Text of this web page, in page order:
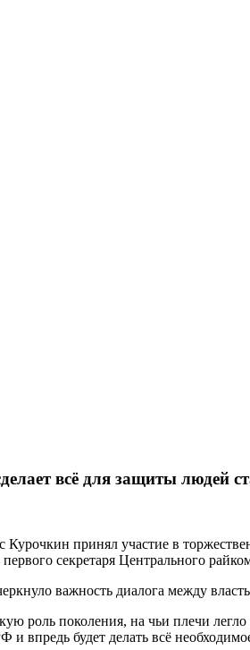
всё для защиты людей
принял участие в
секретаря Центрального
важность диалога между
роль поколения, на чьи плечи
будет делать всё